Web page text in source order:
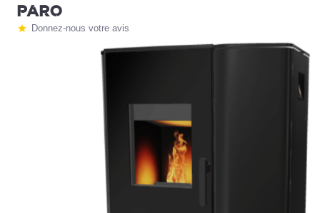
PARO
Donnez-nous votre avis